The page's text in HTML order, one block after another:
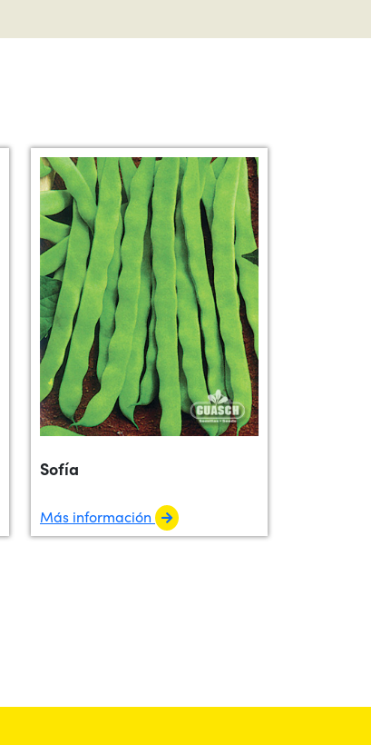
Sofía
Más información